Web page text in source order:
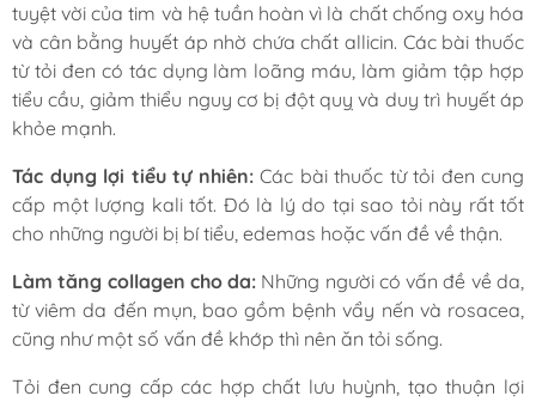
tuyệt vời của tim và hệ tuần hoàn vì là chất chống oxy hóa
và cân bằng huyết áp nhờ chứa chất allicin. Các bài thuốc
từ tỏi đen có tác dụng làm loãng máu, làm giảm tập hợp
tiểu cầu, giảm thiểu nguy cơ bị đột quỵ và duy trì huyết áp
khỏe mạnh.
Tác dụng lợi tiểu tự nhiên: Các bài thuốc từ tỏi đen cung
cấp một lượng kali tốt. Đó là lý do tại sao tỏi này rất tốt
cho những người bị bí tiểu, edemas hoặc vấn đề về thận.
Làm tăng collagen cho da: Những người có vấn đề về da,
từ viêm da đến mụn, bao gồm bệnh vẩy nến và rosacea,
cũng như một số vấn đề khớp thì nên ăn tỏi sống.
Tỏi đen cung cấp các hợp chất lưu huỳnh, tạo thuận lợi